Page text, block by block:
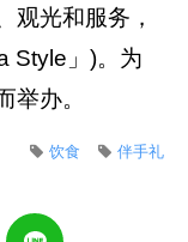
观光和服务，
Style」)。为
举办。
伴手礼
饮食